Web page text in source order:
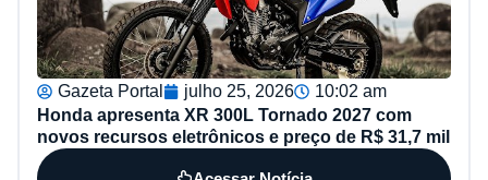
Gazeta Portal julho 25, 2026
10:02 am
Honda apresenta XR 300L Tornado 2027 com
novos recursos eletrônicos e preço de R$ 31,7 mil